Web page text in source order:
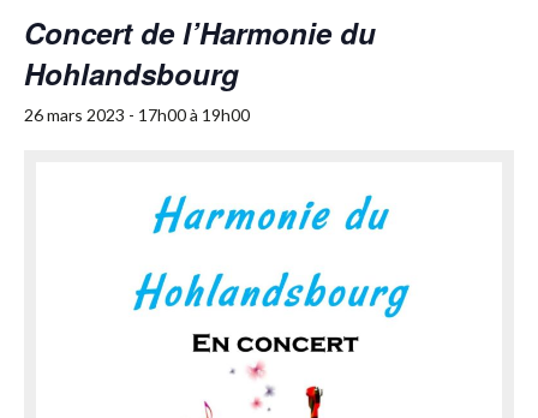
Concert de l’Harmonie du
Hohlandsbourg
26 mars 2023 - 17h00à 19h00